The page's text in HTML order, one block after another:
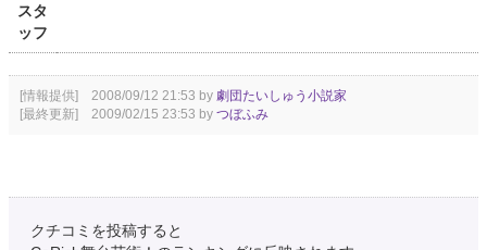
スタ
ッフ
[情報提供] 2008/09/12 21:53 by 劇団たいしゅう小説家
[最終更新] 2009/02/15 23:53 by つぼふみ
クチコミを投稿すると